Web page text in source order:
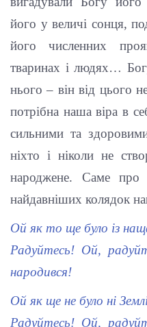
його у величі сонця,
його численних
тваринах і людях…
нього – він від цього
потрібна наша віра в
сильними та
ніхто і ніколи не
народжене. Саме про
найдавніших колядок
Ой як то ще було із
Радуйтесь! Ой,
народився!
Ой як ще не було ні
Радуйтесь! Ой,